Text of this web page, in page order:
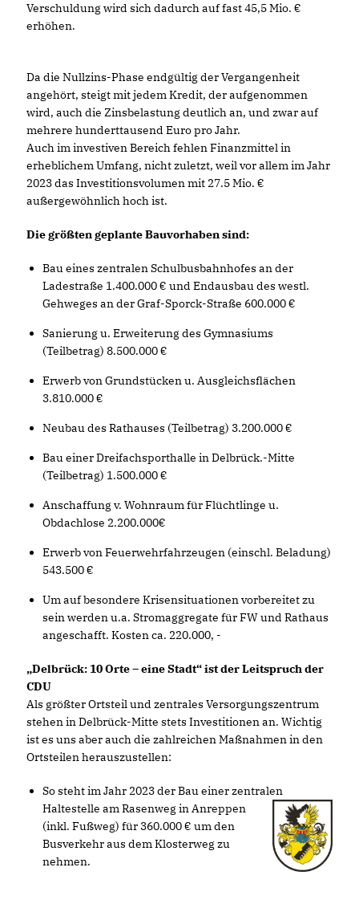
Verschuldung wird sich dadurch auf fast 45,5 Mio.
erhöhen.
Da die Nullzins-Phase endgültig der Vergangenheit
angehört, steigt mit jedem Kredit, der aufgenommen
wird, auch die Zinsbelastung deutlich an, und zwar auf
mehrere hunderttausend Euro pro Jahr.
Auch im investiven Bereich fehlen Finanzmittel in
erheblichem Umfang, nicht zuletzt, weil vor allem im Jahr
2023 das Investitionsvolumen mit 27.5 Mio.
außergewöhnlich hoch ist.
Die größten geplante Bauvorhaben sind:
Bau eines zentralen Schulbusbahnhofes an der
Ladestraße 1.400.000 € und Endausbau des westl.
Gehweges an der Graf-Sporck-Straße 600.000
Sanierung u. Erweiterung des Gymnasiums
(Teilbetrag) 8.500.000
Erwerb von Grundstücken u. Ausgleichsflächen
3.810.000
Neubau des Rathauses (Teilbetrag) 3.200.000
Bau einer Dreifachsporthalle in Delbrück.-Mitte
(Teilbetrag) 1.500.000
Anschaffung v. Wohnraum für Flüchtlinge u.
Obdachlose 2.200.000
Erwerb von Feuerwehrfahrzeugen (einschl. Beladung)
543.500
Um auf besondere Krisensituationen vorbereitet zu
sein werden u.a. Stromaggregate für FW und Rathaus
angeschafft. Kosten ca. 220.000, -
Delbrück: 10 Orte – eine Stadt“ ist der Leitspruch der
CDU
Als größter Ortsteil und zentrales Versorgungszentrum
stehen in Delbrück-Mitte stets Investitionen an. Wichtig
ist es uns aber auch die zahlreichen Maßnahmen in den
Ortsteilen herauszustellen:
So steht im Jahr 2023 der Bau einer zentralen
Haltestelle am Rasenweg in Anreppen
(inkl. Fußweg) für 360.000 € um den
Busverkehr aus dem Klosterweg zu
nehmen.